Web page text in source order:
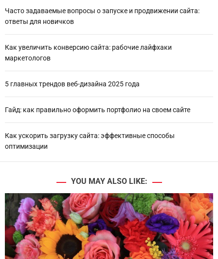
Часто задаваемые вопросы о запуске и продвижении сайта:
ответы для новичков
Как увеличить конверсию сайта: рабочие лайфхаки
маркетологов
5 главных трендов веб-дизайна 2025 года
Гайд: как правильно оформить портфолио на своем сайте
Как ускорить загрузку сайта: эффективные способы
оптимизации
YOU MAY ALSO LIKE: